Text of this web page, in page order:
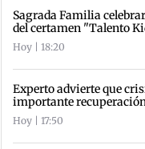
Sagrada Familia
del certamen "Talento
Hoy | 18:20
Experto advierte que
importante
Hoy | 17:50